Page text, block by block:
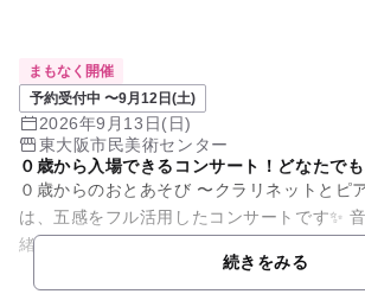
まもなく開催
予約受付中 〜9月12日(土)
2026年9月13日(日)
東大阪市民美術センター
０歳から入場できるコンサート！どなたで
０歳からのおとあそび 〜クラリネットとピ
は、五感をフル活用したコンサートです✨
緒に身体を動かしたり、物語を想像したり、
り、はじめてのクラシッ...続きをみる